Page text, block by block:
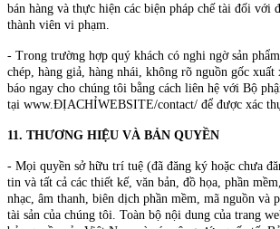
bán hàng và thực hiện các biện pháp chế tài đối với
thành viên vi phạm.
- Trong trường hợp quý khách có nghi ngờ sản
chép, hàng giả, hàng nhái, không rõ nguồn gốc
báo ngay cho chúng tôi bằng cách liên hệ với Bộ
tại www.ĐỊACHỈWEBSITE/contact/ để được xác
11. THƯƠNG HIỆU VÀ BẢN QUYỀN
- Mọi quyền sở hữu trí tuệ (đã đăng ký hoặc chưa
tin và tất cả các thiết kế, văn bản, đồ họa, phần
nhạc, âm thanh, biên dịch phần mềm, mã nguồn và
tài sản của chúng tôi. Toàn bộ nội dung của trang